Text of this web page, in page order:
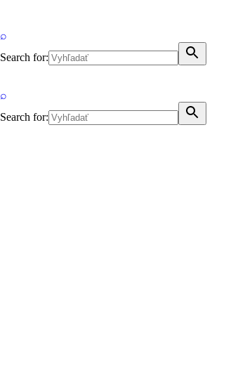
⌕
Search for:
⌕
Search for: